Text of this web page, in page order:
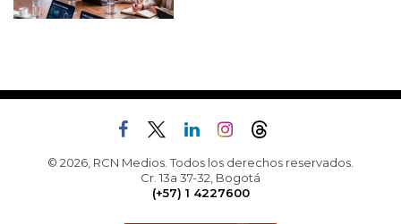
© 2026, RCN Medios. Todos los derechos reservados.
Cr. 13a 37-32, Bogotá
(+57) 1 4227600